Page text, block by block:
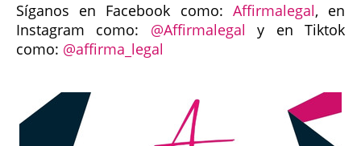
Síganos en Facebook como: Affirmalegal, en
Instagram como: @Affirmalegal y en Tiktok
como: @affirma_legal